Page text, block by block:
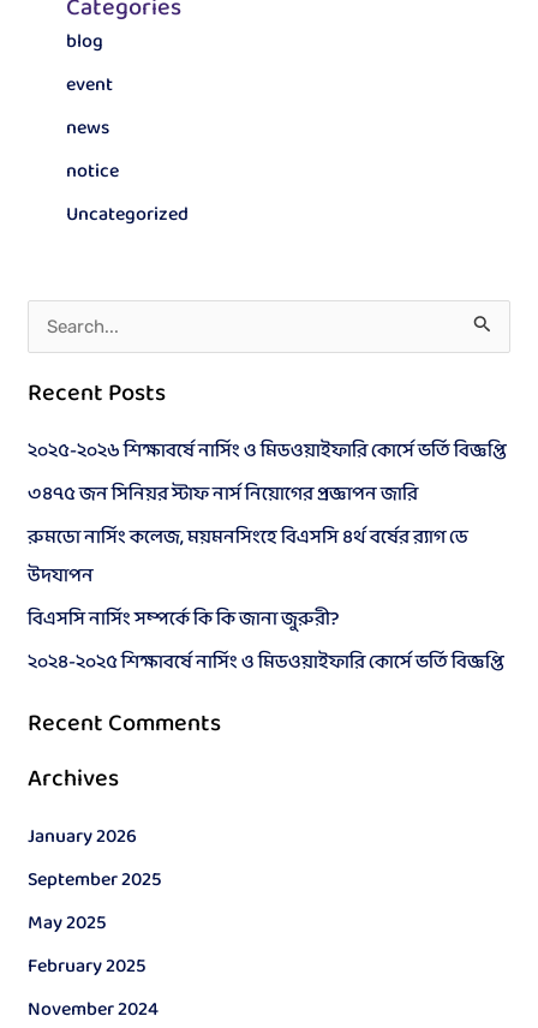
Categories
blog
event
news
notice
Uncategorized
a
r
c
f
r
:
Recent Posts
২০২৫-২০২৬ শিক্ষাবর্ষে নার্সিং ও মিডওয়াইফারি কোর্সে ভর্তি বিজ্ঞপ্তি
৩৪৭৫ জন সিনিয়র স্টাফ নার্স নিয়োগের প্রজ্ঞাপন জারি
রুমডো নার্সিং কলেজ, ময়মনসিংহে বিএসসি ৪র্থ বর্ষের র‍্যাগ ডে
উদযাপন
বিএসসি নার্সিং সম্পর্কে কি কি জানা জুরুরী?
২০২৪-২০২৫ শিক্ষাবর্ষে নার্সিং ও মিডওয়াইফারি কোর্সে ভর্তি বিজ্ঞপ্তি
Recent Comments
Archives
January 2026
September 2025
May 2025
February 2025
November 2024